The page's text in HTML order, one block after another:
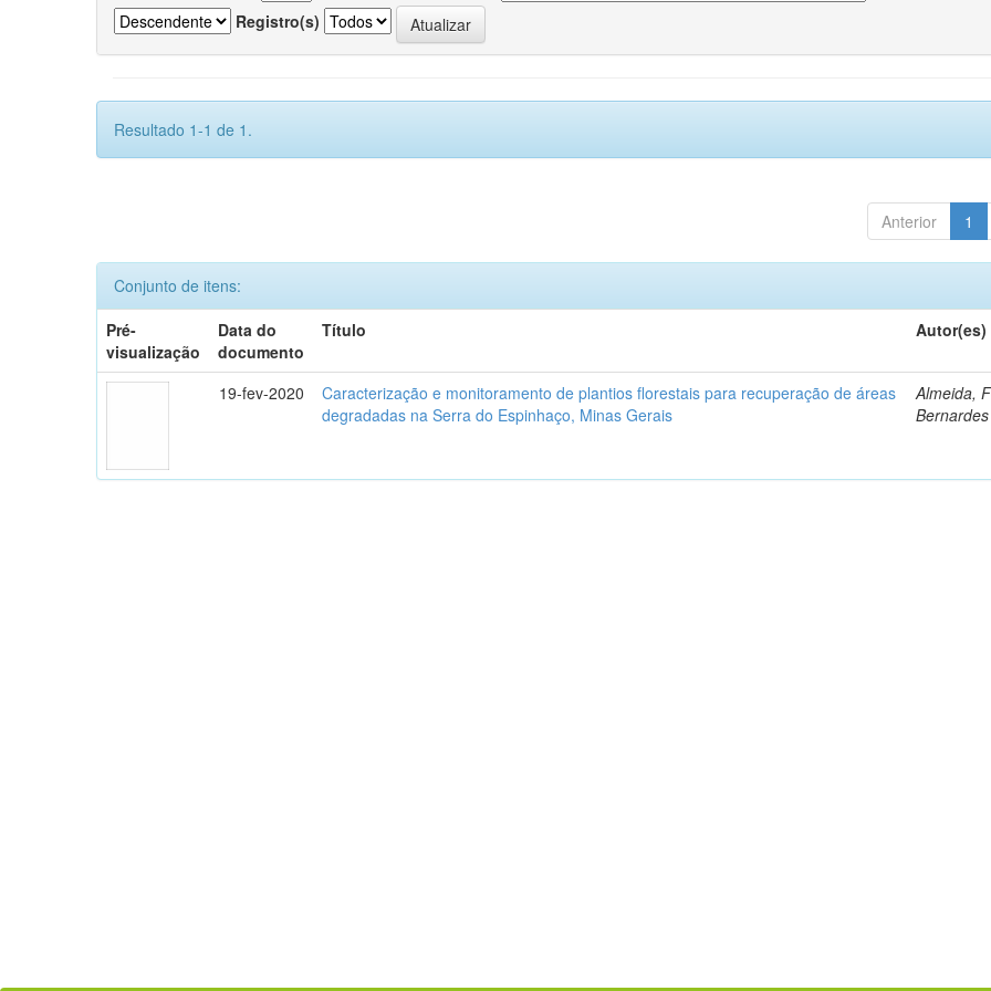
Registro(s)
Resultado 1-1 de 1.
Anterior 1
Conjunto de itens:
Pré-
visualização
Data do
documento
Título Autor(es)
19-fev-2020
Caracterização e monitoramento de plantios florestais para recuperação de áreas
degradadas na Serra do Espinhaço, Minas Gerais
Almeida,